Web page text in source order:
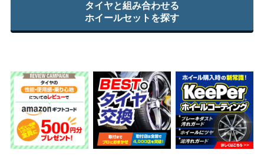
タイヤと組み合わせる
ホイールセットを探す